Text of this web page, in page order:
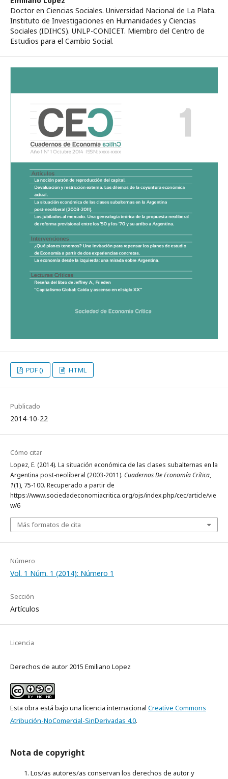
Doctor en Ciencias Sociales. Universidad Nacional de La Plata.
Instituto de Investigaciones en Humanidades y Ciencias
Sociales (IDIHCS). UNLP-CONICET. Miembro del Centro de
Estudios para el Cambio Social.
PDF () HTML
Publicado
2014-10-22
Cómo citar
Lopez, E. (2014). La situación económica de las clases subalternas en la
Argentina post-neoliberal (2003-2011). Cuadernos De Economía Crítica,
1(1), 75-100. Recuperado a partir de
https://www.sociedadeconomiacritica.org/ojs/index.php/cec/article/vie
w/6
Más formatos de cita
Número
Vol. 1 Núm. 1 (2014): Número 1
Sección
Artículos
Licencia
Derechos de autor 2015 Emiliano Lopez
Esta obra está bajo una licencia internacional Creative Commons
Atribución-NoComercial-SinDerivadas 4.0.
Nota de copyright
Los/as autores/as conservan los derechos de autor y